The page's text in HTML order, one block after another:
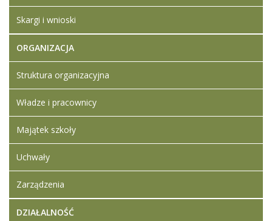
Kwestionariusz
osobowy
Wymagania
niezbędne
Klauzula
Skargi i wnioski
ORGANIZACJA
Struktura organizacyjna
Władze i pracownicy
Majątek szkoły
Uchwały
Zarządzenia
DZIAŁALNOŚĆ